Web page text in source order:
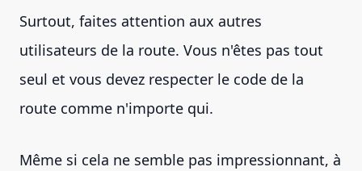
Surtout, faites attention aux autres
utilisateurs de la route. Vous n'êtes pas tout
seul et vous devez respecter le code de la
route comme n'importe qui.
Même si cela ne semble pas impressionnant, à